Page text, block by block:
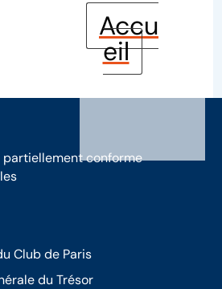
Accu
eil
conforme
Club de Paris
du Trésor